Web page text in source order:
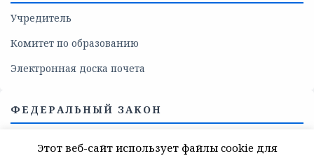
Учредитель
Комитет по образованию
Электронная доска почета
ФЕДЕРАЛЬНЫЙ ЗАКОН
Этот веб-сайт использует файлы cookie для